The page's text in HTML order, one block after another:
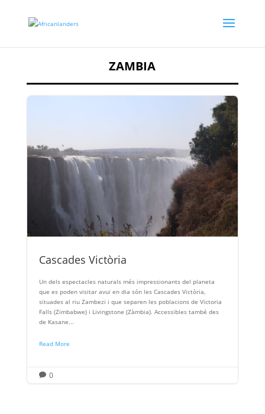
ZAMBIA
Cascades Victòria
Un dels espectacles naturals més impressionants del planeta
que es poden visitar avui en dia són les Cascades Victòria,
situades al riu Zambezi i que separen les poblacions de Victoria
Falls (Zimbabwe) i Livingstone (Zàmbia). Accessibles també des
de Kasane...
Read More
 0